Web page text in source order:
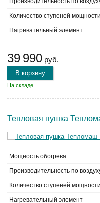
Количество ступеней мощности
Нагревательный элемент
39 990 руб.
В корзину
На складе
Тепловая пушка
Мощность обогрева
Производительность по
Количество ступеней мощности
Нагревательный элемент